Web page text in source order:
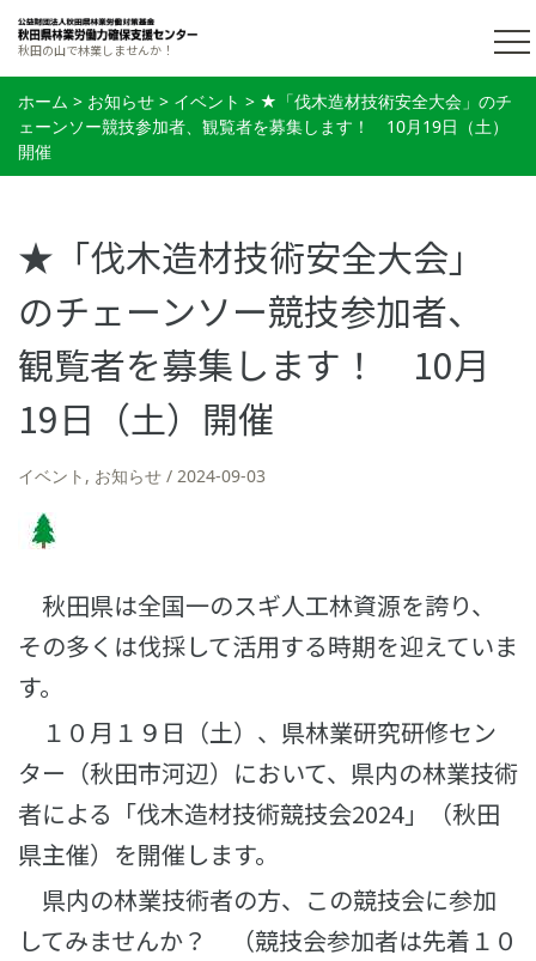
秋田の山で林業しませんか！
ホーム > お知らせ > イベント > ★「伐木造材技術安全大会」のチ
ェーンソー競技参加者、観覧者を募集します！ 10月19日（土）
開催
★「伐木造材技術安全大会」
のチェーンソー競技参加者、
観覧者を募集します！ 10月
19日（土）開催
イベント , お知らせ 2024-09-03
秋田県は全国一のスギ人工林資源を誇り、
その多くは伐採して活用する時期を迎えていま
す。
１０月１９日（土）、県林業研究研修セン
ター（秋田市河辺）において、県内の林業技術
者による「伐木造材技術競技会2024」（秋田
県主催）を開催します。
県内の林業技術者の方、この競技会に参加
してみませんか？ （競技会参加者は先着１０